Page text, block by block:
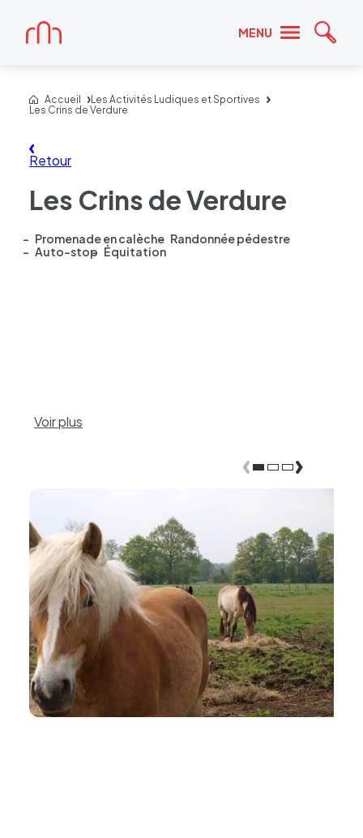
MENU
Accueil
Accueil
Les Activités Ludiques et Sportives
Les Crins de Verdure
Retour
Les Crins de Verdure
Promenade en calèche Randonnée pédestre
Auto-stop Équitation
Voir plus